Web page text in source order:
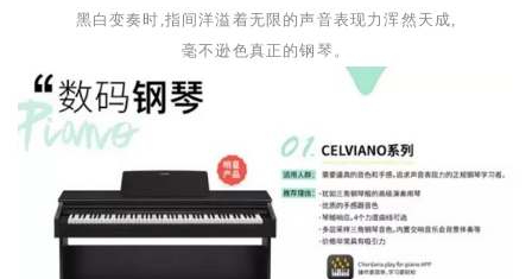
黑白变奏时 ,指间洋溢着无限的声音表现力浑然天成,
毫不逊色真正的钢琴。